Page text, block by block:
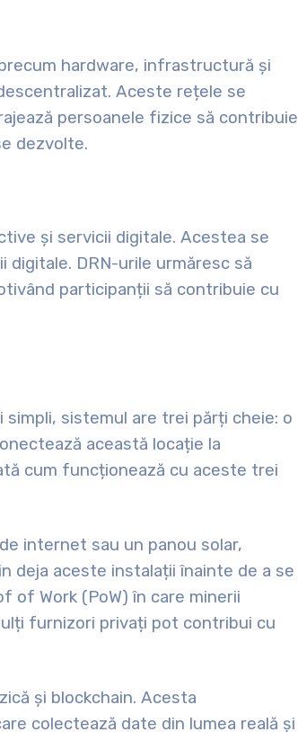
hardware, infrastructură și
Aceste rețele se
persoanele fizice să contribuie
dezvolte.
și servicii digitale. Acestea se
DRN-urile urmăresc să
participanții să contribuie cu
sistemul are trei părți cheie: o
această locație la
cum funcționează cu aceste trei
internet sau un panou solar,
deja aceste instalații înainte de a se
of Work (PoW) în care minerii
furnizori privați pot contribui cu
și blockchain. Acesta
colectează date din lumea reală și